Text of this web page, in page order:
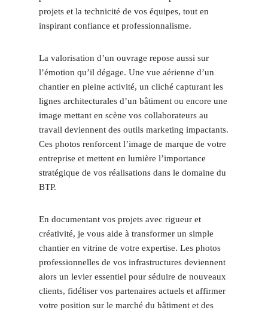
projets et la technicité de vos équipes, tout en
inspirant confiance et professionnalisme.
La valorisation d’un ouvrage repose aussi sur
l’émotion qu’il dégage. Une vue aérienne d’un
chantier en pleine activité, un cliché capturant les
lignes architecturales d’un bâtiment ou encore une
image mettant en scène vos collaborateurs au
travail deviennent des outils marketing impactants.
Ces photos renforcent l’image de marque de votre
entreprise et mettent en lumière l’importance
stratégique de vos réalisations dans le domaine du
BTP.
En documentant vos projets avec rigueur et
créativité, je vous aide à transformer un simple
chantier en vitrine de votre expertise. Les photos
professionnelles de vos infrastructures deviennent
alors un levier essentiel pour séduire de nouveaux
clients, fidéliser vos partenaires actuels et affirmer
votre position sur le marché du bâtiment et des